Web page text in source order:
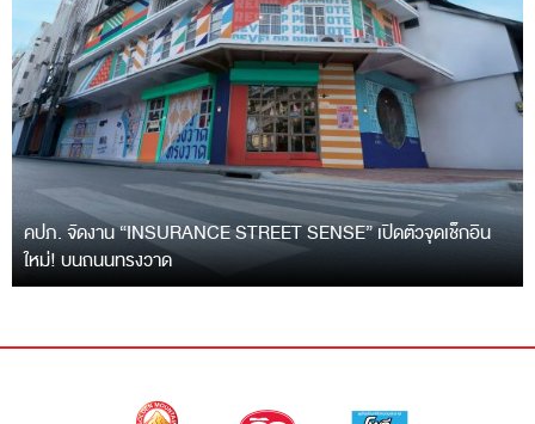
คปภ. จัดงาน “INSURANCE STREET SENSE” เปิดตัวจุดเช็กอิน
ใหม่! บนถนนทรงวาด